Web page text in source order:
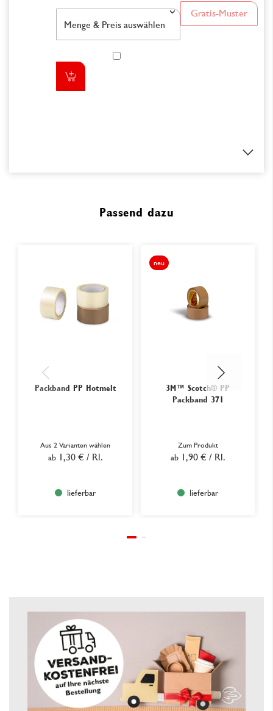
Gratis-Muster
Passend dazu
Packband PP Hotmelt
Aus 2 Varianten wählen
ab 1,30 € / Rl.
lieferbar
neu
3M™ Scotch® PP
Packband 371
Zum Produkt
ab 1,90 € / Rl.
lieferbar